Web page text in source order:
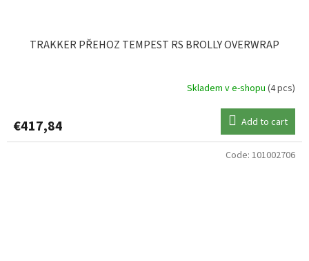
TRAKKER PŘEHOZ TEMPEST RS BROLLY OVERWRAP
Skladem v e-shopu (4 pcs)
€417,84 Add to cart
Code: 101002706